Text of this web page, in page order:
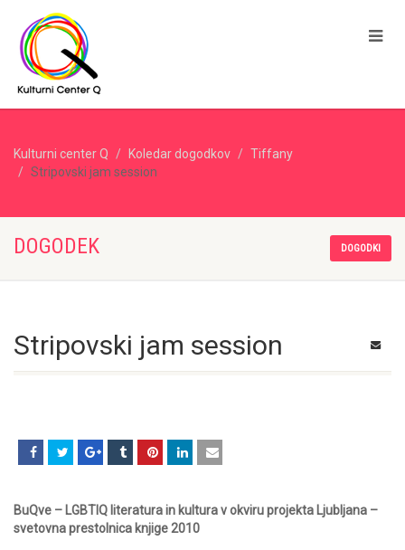
Kulturni center Q Koledar dogodkov
Tiffany
Stripovski jam session
DOGODEK DOGODKI
Stripovski jam session
BuQve – LGBTIQ literatura in kultura v okviru projekta Ljubljana –
svetovna prestolnica knjige 2010